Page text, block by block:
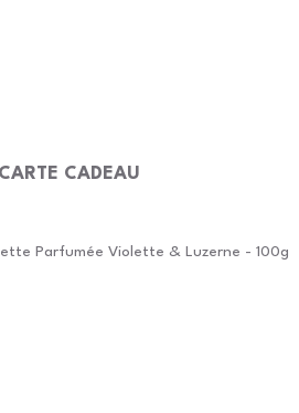
CARTE CADEAU
Parfumée Violette & Luzerne - 100g